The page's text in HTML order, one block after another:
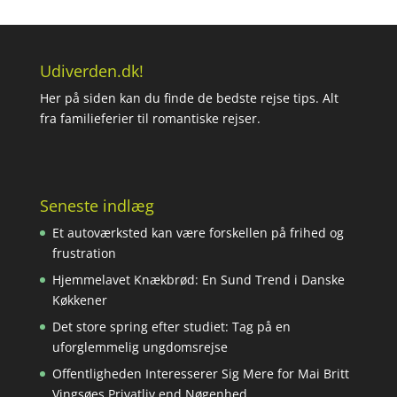
Udiverden.dk!
Her på siden kan du finde de bedste rejse tips. Alt
fra familieferier til romantiske rejser.
Seneste indlæg
Et autoværksted kan være forskellen på frihed og
frustration
Hjemmelavet Knækbrød: En Sund Trend i Danske
Køkkener
Det store spring efter studiet: Tag på en
uforglemmelig ungdomsrejse
Offentligheden Interesserer Sig Mere for Mai Britt